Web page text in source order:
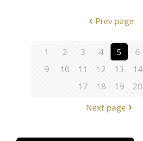
Prev page
1 2 3 4 5 6
9
10 11 12 13 14
17
18 19
20
Next page